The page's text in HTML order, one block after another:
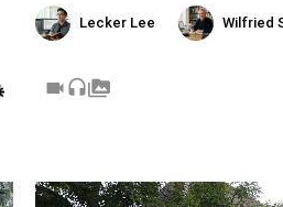
Lecker Lee Wilfried
videocam headsetperm_media